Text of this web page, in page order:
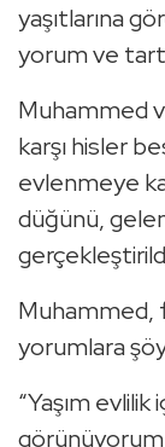
yaşıtlarına
yorum ve
Muhammed
karşı hisler
evlenmeye
düğünü,
Muhammed,
yorumlara
“Yaşım